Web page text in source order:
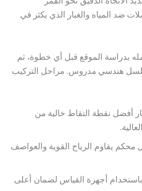
ضد المياه والغبار الذي يكثر في
بدراسة الموقع قبل أي خطوة، ثم
هندسي مدروس. مراحل التركيب
أفضل نقطة التقاط خالية من
محكم يقاوم الرياح القوية والعواصف
أجهزة القياس لضمان أعلى